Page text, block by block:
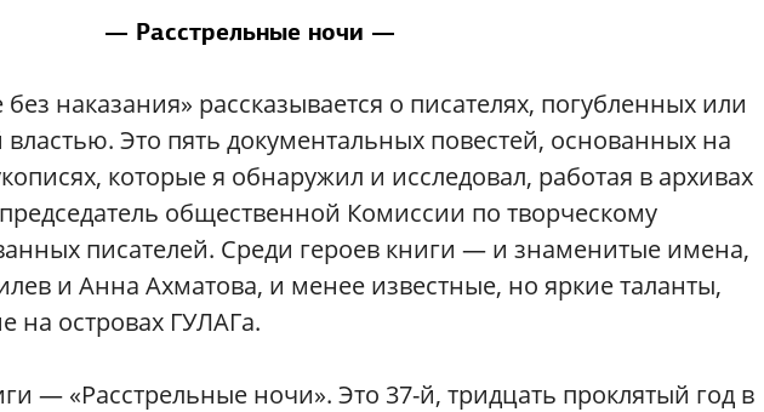
— Расстрельные ночи —
наказания» рассказывается о писателях, погубленных или
Это пять документальных повестей, основанных на
которые я обнаружил и исследовал, работая в архивах
общественной Комиссии по творческому
писателей. Среди героев книги — и знаменитые имена,
и Анна Ахматова, и менее известные, но яркие таланты,
на островах ГУЛАГа.
— «Расстрельные ночи». Это 37-й, тридцать проклятый год в